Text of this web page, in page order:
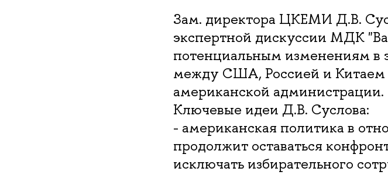
Зам. директора ЦКЕМИ Д.В.
экспертной дискуссии МДК
потенциальным изменениям в
между США, Россией и Китаем
американской администрации.
Ключевые идеи Д.В. Суслова:
- американская политика в
продолжит оставаться
исключать избирательного